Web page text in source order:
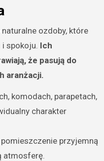
ozdoby, które
spokoju. Ich
że pasują do
aranżacji.
komodach, parapetach,
charakter
przyjemną
atmosferę.